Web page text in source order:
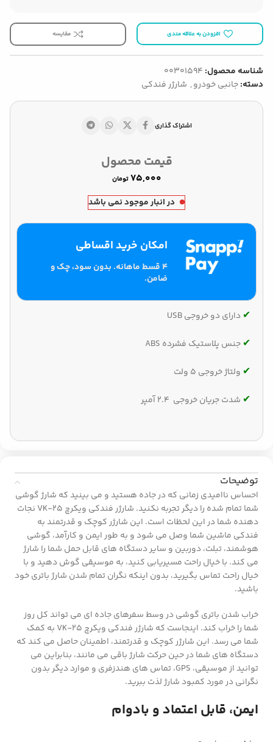
افزودن به علاقه مندی مقایسه
شناسه محصول: 00301594
دسته:جانبی خودرو, شارژر فندکی
اشتراک گذاری
قیمت محصول
تومان
در انبار موجود نمی باشد
امکان خرید اقساطی
۴ قسط ماهانه. بدون سود، چک و
ضامن.
✔‌ دارای دو خروجی USB
✔‌ جنس پلاستیک فشرده ABS
✔‌ ولتاژ خروجی 5 ولت
✔‌ شدت جریان خروجی 2.4 آمپر
توضیحات
احساس ناامیدی زمانی که در جاده هستید و می بینید که شارژ گوشی
شما تمام شده را دیگر تجربه نکنید. شارژر فندکی ویکرچ VK-25 نجات
دهنده شما در این لحظات است. این شارژر کوچک و قدرتمند به
فندکی ماشین شما وصل می شود و به طور ایمن و کارآمد، گوشی
هوشمند، تبلت، دوربین و سایر دستگاه های قابل حمل شما را شارژ
می کند. با خیال راحت مسیریابی کنید، به موسیقی گوش دهید و با
خیال راحت تماس بگیرید، بدون اینکه نگران تمام شدن شارژ باتری خود
باشید.
خراب شدن باتری گوشی در وسط سفرهای جاده ای می تواند کل روز
شما را خراب کند. اینجاست که شارژر فندکی ویکرچ VK-25 به کمک
شما می رسد. این شارژر کوچک و قدرتمند، اطمینان حاصل می کند که
دستگاه های شما در حین حرکت شارژ باقی می مانند، بنابراین می
توانید از موسیقی، GPS، تماس های هندزفری و موارد دیگر بدون
نگرانی در مورد کمبود شارژ لذت ببرید.
ایمن، قابل اعتماد و بادوام